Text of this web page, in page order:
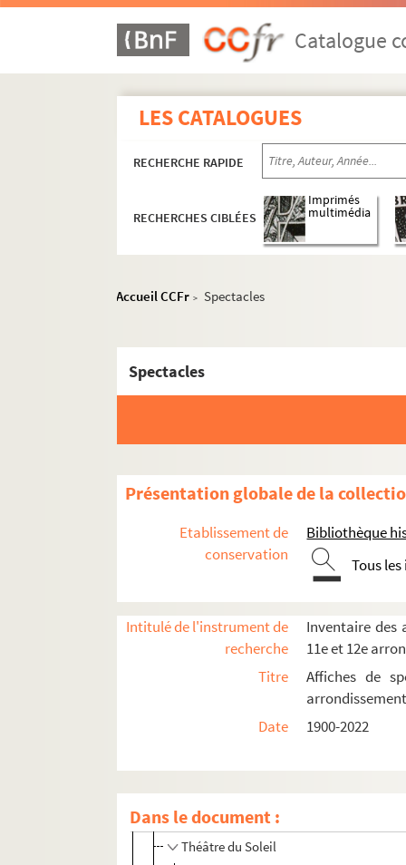
Catalogue
LES CATALOGUES
RECHERCHE RAPIDE
RECHERCHES CIBLÉES
Imprimés
multimédia
Accueil CCFr > Spectacles
Spectacles
Présentation globale de la
Etablissement de
conservation
Bibliothèque
Tous
Intitulé de l'instrument de
recherche
Inventaire des
11e et 12e
Titre
Affiches de
Date
1900-2022
Dans le document :
8e arrondissement
9e arrondissement
12e arrondissement
American Center
Bois de Vincennes. Lac Daumesnil
Théâtre du Chaudron
Théâtre de l'Epée de bois
Théâtre du Soleil